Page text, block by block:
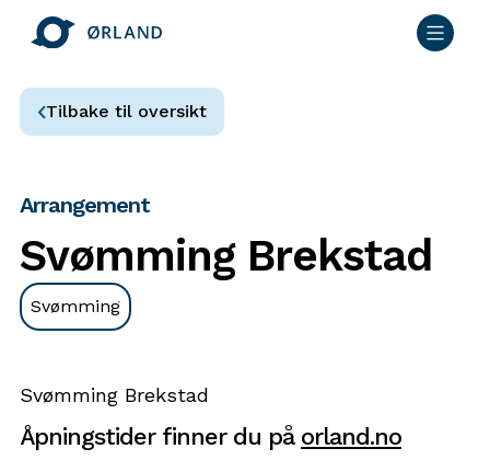
Tilbake til oversikt
Arrangement
Svømming Brekstad
Svømming
Svømming Brekstad
Åpningstider finner du på orland.no